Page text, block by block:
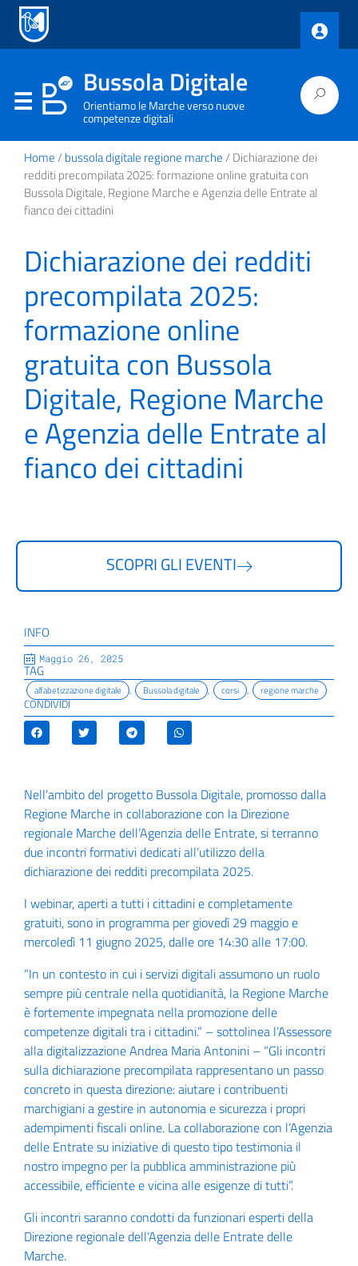
Bussola Digitale
Orientiamo le Marche verso nuove
competenze digitali
Home/bussola digitale regione marche/ Dichiarazione dei
redditi precompilata 2025: formazione online gratuita con
Bussola Digitale, Regione Marche e Agenzia delle Entrate al
fianco dei cittadini
Dichiarazione dei redditi
precompilata 2025:
formazione online
gratuita con Bussola
Digitale, Regione Marche
e Agenzia delle Entrate al
fianco dei cittadini
SCOPRI GLI EVENTI
INFO
Maggio 26, 2025
TAG
alfabetizzazione digitale , Bussola digitale , corsi , regione marche
CONDIVIDI
Nell’ambito del progetto Bussola Digitale, promosso dalla
Regione Marche in collaborazione con la Direzione
regionale Marche dell’Agenzia delle Entrate, si terranno
due incontri formativi dedicati all’utilizzo della
dichiarazione dei redditi precompilata 2025.
I webinar, aperti a tutti i cittadini e completamente
gratuiti, sono in programma per giovedì 29 maggio e
mercoledì 11 giugno 2025, dalle ore 14:30 alle 17:00.
“In un contesto in cui i servizi digitali assumono un ruolo
sempre più centrale nella quotidianità, la Regione Marche
è fortemente impegnata nella promozione delle
competenze digitali tra i cittadini.” – sottolinea l’Assessore
alla digitalizzazione Andrea Maria Antonini – “Gli incontri
sulla dichiarazione precompilata rappresentano un passo
concreto in questa direzione: aiutare i contribuenti
marchigiani a gestire in autonomia e sicurezza i propri
adempimenti fiscali online. La collaborazione con l’Agenzia
delle Entrate su iniziative di questo tipo testimonia il
nostro impegno per la pubblica amministrazione più
accessibile, efficiente e vicina alle esigenze di tutti”.
Gli incontri saranno condotti da funzionari esperti della
Direzione regionale dell’Agenzia delle Entrate delle
Marche.